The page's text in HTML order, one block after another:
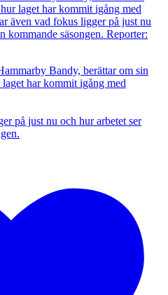
Bandy, berättar om sin
har kommit igång med
på just nu och hur arbetet ser